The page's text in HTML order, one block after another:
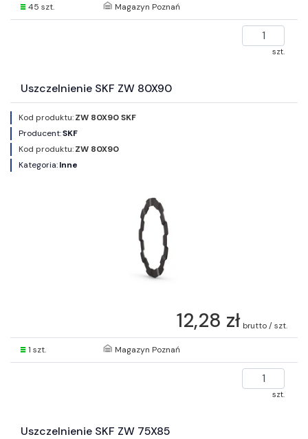
45 szt. Magazyn Poznań
szt.
Uszczelnienie SKF ZW 80X90
Kod produktu:ZW 80X90 SKF
Producent:SKF
Kod produktu:ZW 80X90
Kategoria:Inne
12,28 zł brutto / szt.
1 szt. Magazyn Poznań
szt.
Uszczelnienie SKF ZW 75X85